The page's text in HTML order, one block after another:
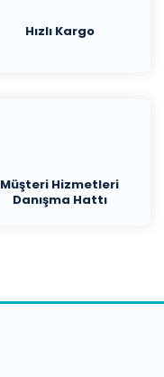
Hızlı Kargo
Müşteri Hizmetleri
Danışma Hattı